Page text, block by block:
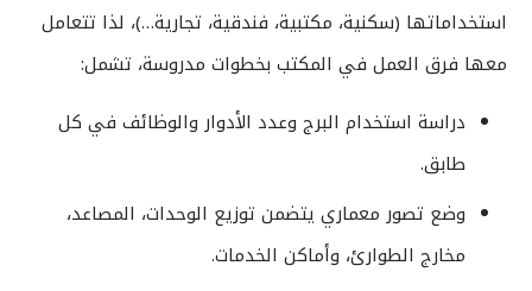
استخداماتها (سكنية، مكتبية، فندقية، تجارية…)، لذا تتعامل
معها فرق العمل في المكتب بخطوات مدروسة، تشمل:
دراسة استخدام البرج وعدد الأدوار والوظائف في كل
طابق.
وضع تصور معماري يتضمن توزيع الوحدات، المصاعد،
مخارج الطوارئ، وأماكن الخدمات.